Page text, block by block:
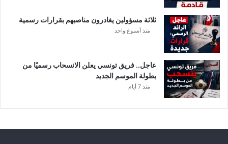
ثلاثة مسؤولين يغادرون مناصبهم بقرارات رسمية
منذ أسبوع واحد
عاجل.. فريق تونسي يعلن الانسحاب رسميًا من
بطولة الموسم الجديد
منذ 7 أيام